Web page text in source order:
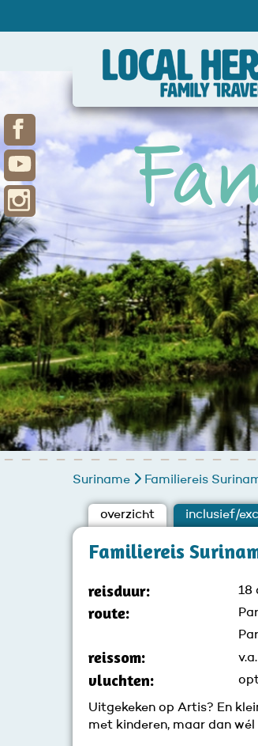
Suriname Familiereis
overzicht inclusief/
Familiereis
reisduur: 18
route:
reissom: v.a.
vluchten:
Uitgekeken op Artis? En
met kinderen, maar dan